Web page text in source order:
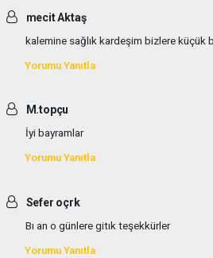
mecit Aktaş
kalemine sağlık kardeşim bizlere küçük
Yorumu Yanıtla
M.topçu
İyi bayramlar
Yorumu Yanıtla
Sefer oçrk
Bı an o günlere gitık teşekkürler
Yorumu Yanıtla